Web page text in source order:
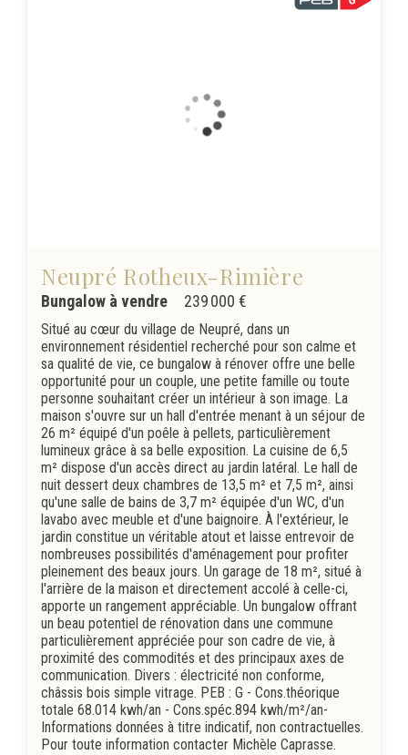
Neupré Rotheux-Rimière
239 000 €
Bungalow à vendre
Situé au cœur du village de Neupré, dans un
environnement résidentiel recherché pour son calme et
sa qualité de vie, ce bungalow à rénover offre une belle
opportunité pour un couple, une petite famille ou toute
personne souhaitant créer un intérieur à son image. La
maison s'ouvre sur un hall d'entrée menant à un séjour de
26 m² équipé d'un poêle à pellets, particulièrement
lumineux grâce à sa belle exposition. La cuisine de 6,5
m² dispose d'un accès direct au jardin latéral. Le hall de
nuit dessert deux chambres de 13,5 m² et 7,5 m², ainsi
qu'une salle de bains de 3,7 m² équipée d'un WC, d'un
lavabo avec meuble et d'une baignoire. À l'extérieur, le
jardin constitue un véritable atout et laisse entrevoir de
nombreuses possibilités d'aménagement pour profiter
pleinement des beaux jours. Un garage de 18 m², situé à
l'arrière de la maison et directement accolé à celle-ci,
apporte un rangement appréciable. Un bungalow offrant
un beau potentiel de rénovation dans une commune
particulièrement appréciée pour son cadre de vie, à
proximité des commodités et des principaux axes de
communication. Divers : électricité non conforme,
châssis bois simple vitrage. PEB : G - Cons.théorique
totale 68.014 kwh/an - Cons.spéc.894 kwh/m²/an-
Informations données à titre indicatif, non contractuelles.
Pour toute information contacter Michèle Caprasse.